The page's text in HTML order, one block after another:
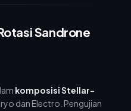
Sandrone
komposisi Stellar-
dan Electro. Pengujian